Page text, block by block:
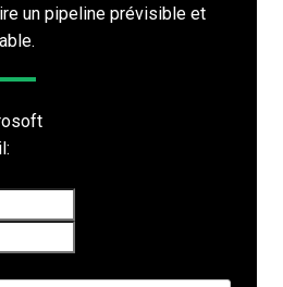
un pipeline prévisible et